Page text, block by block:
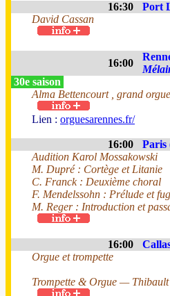
16:30
Port
David Cassan
16:00
30e saison
Alma Bettencourt , grand
Lien : orguesarennes.fr/
16:00 Paris
Audition Karol Mossakowski
M. Dupré : Cortège et Litanie
C. Franck : Deuxième choral
F. Mendelssohn : Prélude et
M. Reger : Introduction et
16:00
Orgue et trompette
Trompette & Orgue —